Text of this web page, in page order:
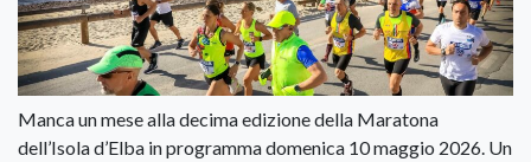
Manca un mese alla decima edizione della Maratona
dell’Isola d’Elba in programma domenica 10 maggio 2026. Un